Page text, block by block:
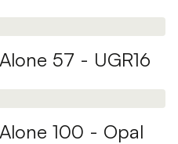
57 - UGR16
100 - Opal